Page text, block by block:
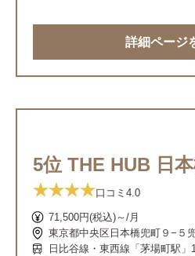
詳細ページ
5位 THE HUB 日
口コミ 4.0
71,500円(税込)～/月
東京都中央区日本橋兜町９−５
日比谷線・東西線「茅場町駅